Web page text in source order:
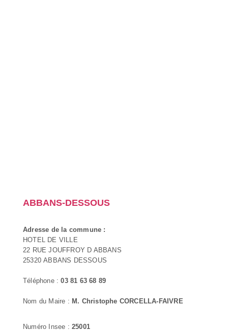
ABBANS-DESSOUS
Adresse de la commune :
HOTEL DE VILLE
22 RUE JOUFFROY D ABBANS
25320 ABBANS DESSOUS
Téléphone :03 81 63 68 89
Nom du Maire : M. Christophe CORCELLA-FAIVRE
Numéro Insee : 25001